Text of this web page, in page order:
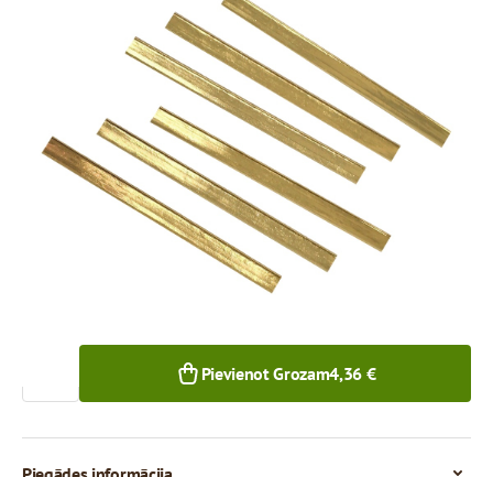
Prece ir pieejama saņemšanai pakomātā.
Cena par 250 gab.
4,36 €
Pievienot Grozam4,36 €